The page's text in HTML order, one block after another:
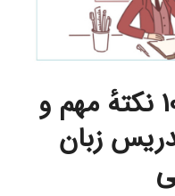
استادان بخوانند: 10 نکتهٔ مهم و
زبان